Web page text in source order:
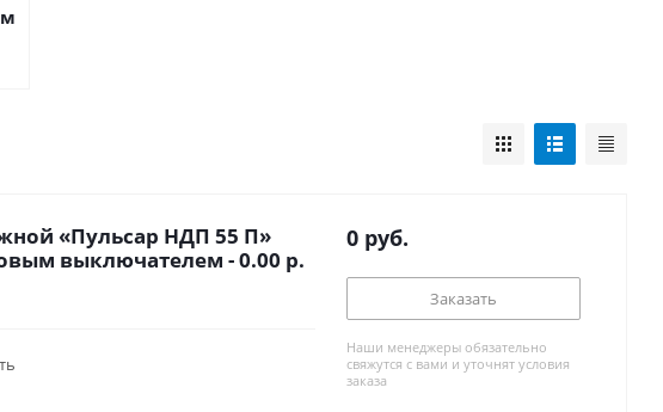
«Пульсар НДП 55 П»
выключателем - 0.00 р.
0 руб.
Заказать
Наши менеджеры обязательно
свяжутся с вами и уточнят условия
заказа